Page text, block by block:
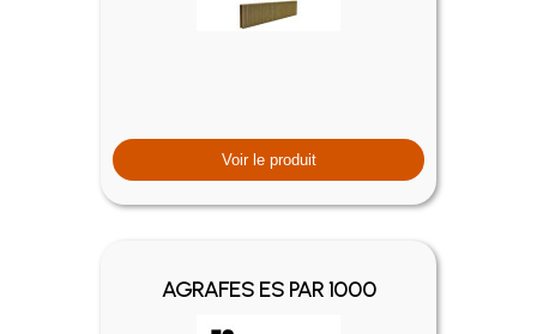
Voir le produit
AGRAFES ES PAR 1000